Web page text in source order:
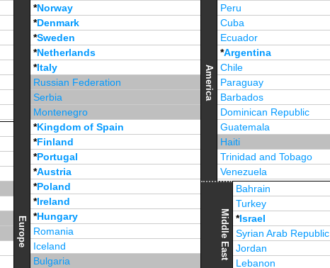
Europe
*Norway
*Denmark
*Sweden
*Netherlands
*Italy
Russian Federation
Serbia
Montenegro
*Kingdom of Spain
*Finland
*Portugal
*Austria
*Poland
*Ireland
*Hungary
Romania
Iceland
Bulgaria
America
Peru
Cuba
Ecuador
*Argentina
Chile
Paraguay
Barbados
Dominican Republic
Guatemala
Haiti
Trinidad and Tobago
Venezuela
Jamaica
Middle East
Bahrain
Turkey
*Israel
Syrian Arab Republic
Jordan
Lebanon